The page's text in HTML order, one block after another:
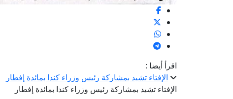
اقرأ أيضا :
الإفتاء تشيد بمشاركة رئيس وزراء كندا بمائدة إفطار
الإفتاء تشيد بمشاركة رئيس وزراء كندا بمائدة إفطار